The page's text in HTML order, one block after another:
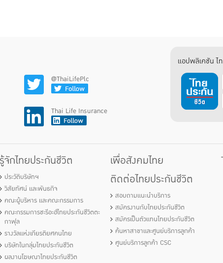
@ThaiLifePlc
Thai Life Insurance
แอปพลิเคชัน ไ
รู้จักไทยประกันชีวิต
ประวัติบริษัทฯ
วิสัยทัศน์ และพันธกิจ
คณะผู้บริหาร และคณะกรรมการ
คณะกรรมการชะรีอะฮ์ไทยประกันชีวิตตะ
กาฟุล
รางวัลแห่งเกียรติยศคนไทย
บริษัทในกลุ่มไทยประกันชีวิต
ผลงานโฆษณาไทยประกันชีวิต
เพื่อสังคมไทย
ติดต่อไทยประกันชีวิต
สอบถามแนะนำบริการ
สมัครงานกับไทยประกันชีวิต
สมัครเป็นตัวแทนไทยประกันชีวิต
ค้นหาสาขาและศูนย์บริการลูกค้า
ศูนย์บริการลูกค้า CSC